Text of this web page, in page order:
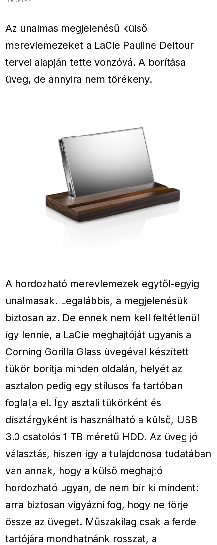
Az unalmas megjelenésű külső
merevlemezeket a LaCie Pauline Deltour
tervei alapján tette vonzóvá. A borítása
üveg, de annyira nem törékeny.
A hordozható merevlemezek egytől-egyig
unalmasak. Legalábbis, a megjelenésük
biztosan az. De ennek nem kell feltétlenül
így lennie, a LaCie meghajtóját ugyanis a
Corning Gorilla Glass üvegével készített
tükör borítja minden oldalán, helyét az
asztalon pedig egy stílusos fa tartóban
foglalja el. Így asztali tükörként és
dísztárgyként is használható a külső, USB
3.0 csatolós 1 TB méretű HDD. Az üveg jó
választás, hiszen így a tulajdonosa tudatában
van annak, hogy a külső meghajtó
hordozható ugyan, de nem bír ki mindent:
arra biztosan vigyázni fog, hogy ne törje
össze az üveget. Műszakilag csak a ferde
tartójára mondhatnánk rosszat, a